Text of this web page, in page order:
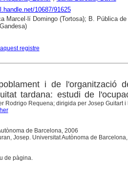
10687/91625
Marcel·lí Domingo (Tortosa); B. Pública
registre
i de l'organització
tardana: estudi de
Rodrigo Requena; dirigida per Josep Guitart i
de Barcelona, 2006
Josep. Universitat Autònoma de
de pàgina.